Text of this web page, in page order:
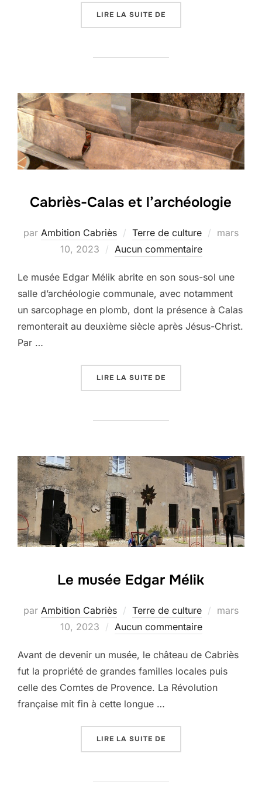
LIRE LA SUITE DE
Cabriès-Calas et l’archéologie
par Ambition Cabriès Terre de culture
Publié
mars
10, 2023
Aucun commentaire
Le musée Edgar Mélik abrite en son sous-sol une
salle d’archéologie communale, avec notamment
un sarcophage en plomb, dont la présence à Calas
remonterait au deuxième siècle après Jésus-Christ.
Par …
LIRE LA SUITE DE
Le musée Edgar Mélik
par Ambition Cabriès Terre de culture
Publié
mars
10, 2023
Aucun commentaire
Avant de devenir un musée, le château de Cabriès
fut la propriété de grandes familles locales puis
celle des Comtes de Provence. La Révolution
française mit fin à cette longue …
LIRE LA SUITE DE